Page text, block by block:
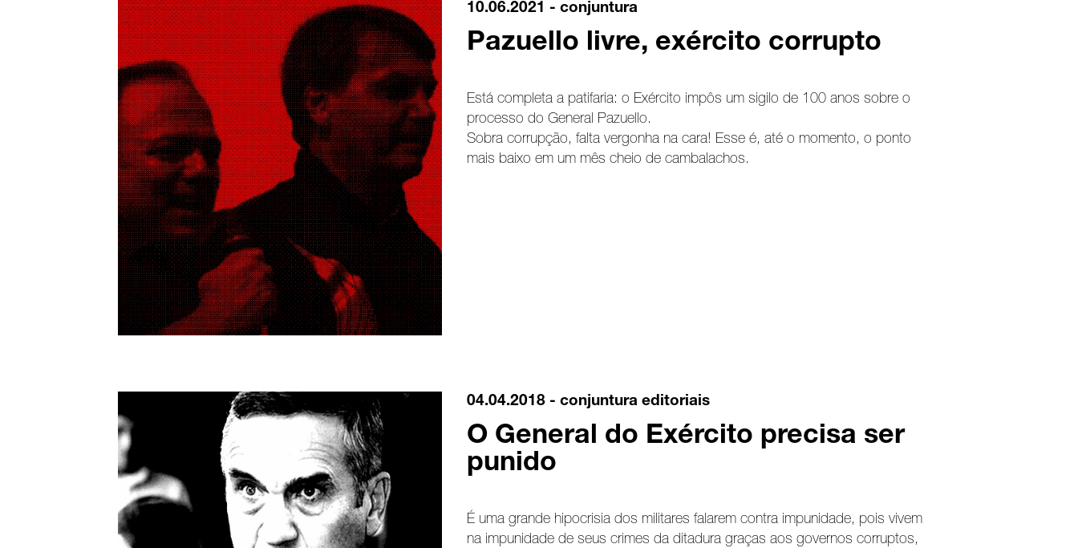
10.06.2021 - conjuntura
Pazuello livre, exército corrupto
Está completa a patifaria: o Exército impôs um sigilo de 100 anos sobre o
processo do General Pazuello.
Sobra corrupção, falta vergonha na cara! Esse é, até o momento, o ponto
mais baixo em um mês cheio de cambalachos.
04.04.2018 - conjuntura editoriais
O General do Exército precisa ser
punido
É uma grande hipocrisia dos militares falarem contra impunidade, pois vivem
na impunidade de seus crimes da ditadura graças aos governos corruptos,